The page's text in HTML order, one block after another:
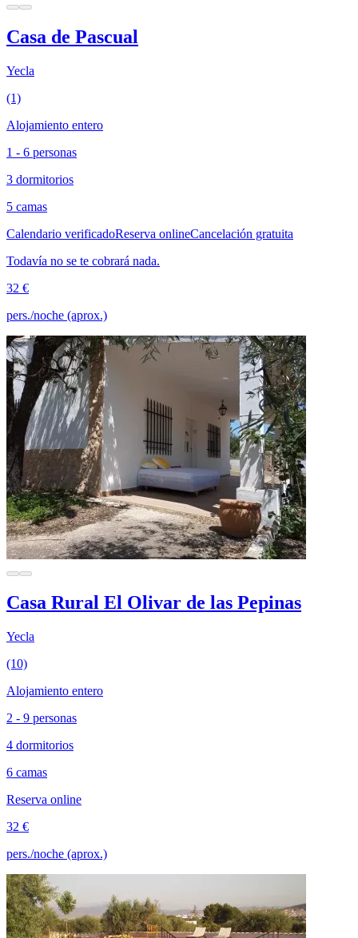
Casa de Pascual
Yecla
(1)
Alojamiento entero
1 - 6 personas
3 dormitorios
5 camas
Calendario verificadoReserva onlineCancelación gratuita
Todavía no se te cobrará nada.
32 €
pers./noche (aprox.)
Casa Rural El Olivar de las Pepinas
Yecla
(10)
Alojamiento entero
2 - 9 personas
4 dormitorios
6 camas
Reserva online
32 €
pers./noche (aprox.)